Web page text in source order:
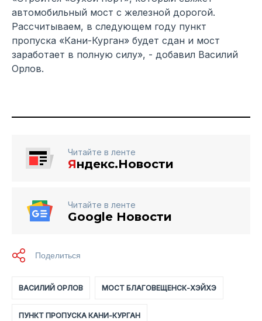
автомобильный мост с железной дорогой.
Рассчитываем, в следующем году пункт
пропуска «Кани-Курган» будет сдан и мост
заработает в полную силу», - добавил Василий
Орлов.
Читайте в ленте
Яндекс.Новости
Читайте в ленте
Google Новости
ВАСИЛИЙ ОРЛОВ МОСТ БЛАГОВЕЩЕНСК-ХЭЙХЭ
ПУНКТ ПРОПУСКА КАНИ-КУРГАН